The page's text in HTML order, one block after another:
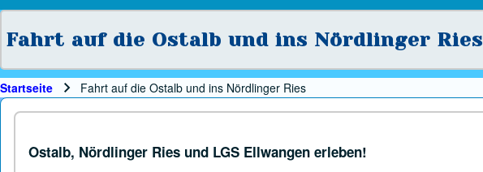
Fahrt auf die Ostalb und ins Nördlinger Ries
Pfadnavigation
Startseite Fahrt auf die Ostalb und ins Nördlinger Ries
Ostalb, Nördlinger Ries und LGS Ellwangen erleben!